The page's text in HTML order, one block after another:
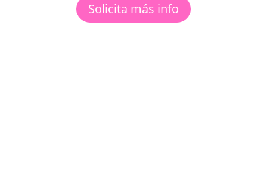
Solicita más info